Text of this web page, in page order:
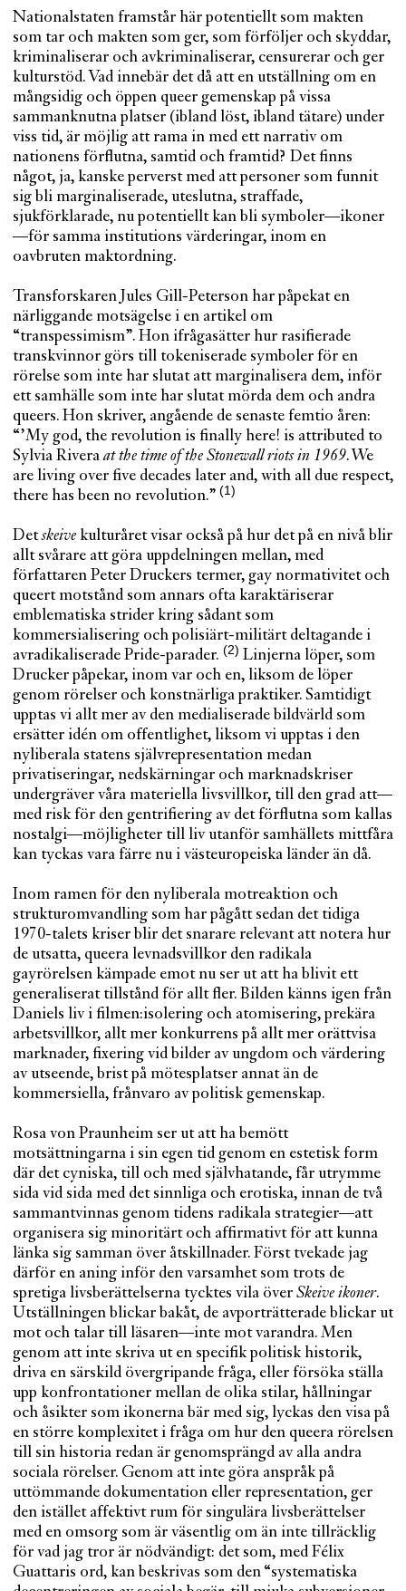
Nationalstaten framstår här potentiellt som makten
som tar och makten som ger, som förföljer och skyddar,
kriminaliserar och avkriminaliserar, censurerar och ger
kulturstöd. Vad innebär det då att en utställning om en
mångsidig och öppen queer gemenskap på vissa
sammanknutna platser (ibland löst, ibland tätare) under
viss tid, är möjlig att rama in med ett narrativ om
nationens förflutna, samtid och framtid? Det finns
något, ja, kanske perverst med att personer som funnit
sig bli marginaliserade, uteslutna, straffade,
sjukförklarade, nu potentiellt kan bli symboler—ikoner
—för samma institutions värderingar, inom en
oavbruten maktordning.
Transforskaren Jules Gill-Peterson har påpekat en
närliggande motsägelse i en artikel om
“transpessimism”. Hon ifrågasätter hur rasifierade
transkvinnor görs till tokeniserade symboler för en
rörelse som inte har slutat att marginalisera dem, inför
ett samhälle som inte har slutat mörda dem och andra
queers. Hon skriver, angående de senaste femtio åren:
“’My god, the revolution is finally here! is attributed to
Sylvia Rivera at the time of the Stonewall riots in 1969. We
are living over five decades later and, with all due respect,
there has been no revolution.”
Detskeive kulturåret visar också på hur det på en nivå blir
allt svårare att göra uppdelningen mellan, med
författaren Peter Druckers termer, gay normativitet och
queert motstånd som annars ofta karaktäriserar
emblematiska strider kring sådant som
kommersialisering och polisiärt-militärt deltagande i
avradikaliserade Pride-parader.
Linjerna löper, som
Drucker påpekar, inom var och en, liksom de löper
genom rörelser och konstnärliga praktiker. Samtidigt
upptas vi allt mer av den medialiserade bildvärld som
ersätter idén om offentlighet, liksom vi upptas i den
nyliberala statens självrepresentation medan
privatiseringar, nedskärningar och marknadskriser
undergräver våra materiella livsvillkor, till den grad att—
med risk för den gentrifiering av det förflutna som kallas
nostalgi—möjligheter till liv utanför samhällets mittfåra
kan tyckas vara färre nu i västeuropeiska länder än då.
Inom ramen för den nyliberala motreaktion och
strukturomvandling som har pågått sedan det tidiga
1970-talets kriser blir det snarare relevant att notera hur
de utsatta, queera levnadsvillkor den radikala
gayrörelsen kämpade emot nu ser ut att ha blivit ett
generaliserat tillstånd för allt fler. Bilden känns igen från
Daniels liv i filmen:isolering och atomisering, prekära
arbetsvillkor, allt mer konkurrens på allt mer orättvisa
marknader, fixering vid bilder av ungdom och värdering
av utseende, brist på mötesplatser annat än de
kommersiella, frånvaro av politisk gemenskap.
Rosa von Praunheim ser ut att ha bemött
motsättningarna i sin egen tid genom en estetisk form
där det cyniska, till och med självhatande, får utrymme
sida vid sida med det sinnliga och erotiska, innan de två
sammantvinnas genom tidens radikala strategier—att
organisera sig minoritärt och affirmativt för att kunna
länka sig samman över åtskillnader. Först tvekade jag
därför en aning inför den varsamhet som trots de
spretiga livsberättelserna tycktes vila över Skeive ikoner.
Utställningen blickar bakåt, de avporträtterade blickar ut
mot och talar till läsaren—inte mot varandra. Men
genom att inte skriva ut en specifik politisk historik,
driva en särskild övergripande fråga, eller försöka ställa
upp konfrontationer mellan de olika stilar, hållningar
och åsikter som ikonerna bär med sig, lyckas den visa på
en större komplexitet i fråga om hur den queera rörelsen
till sin historia redan är genomsprängd av alla andra
sociala rörelser. Genom att inte göra anspråk på
uttömmande dokumentation eller representation, ger
den istället affektivt rum för singulära livsberättelser
med en omsorg som är väsentlig om än inte tillräcklig
för vad jag tror är nödvändigt: det som, med Félix
Guattaris ord, kan beskrivas som den “systematiska